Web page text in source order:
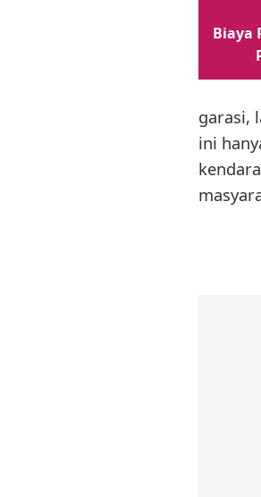
Biaya
garasi,
ini